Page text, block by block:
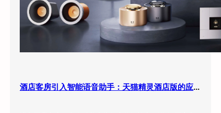
酒店客房引入智能语音助手：天猫精灵酒店版的应用现状与实际效果